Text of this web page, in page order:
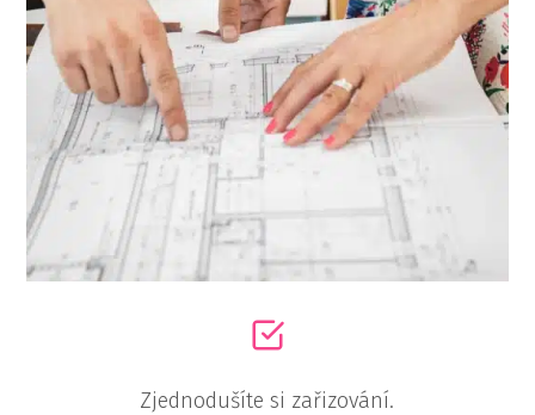
Zjednodušíte si zařizování.